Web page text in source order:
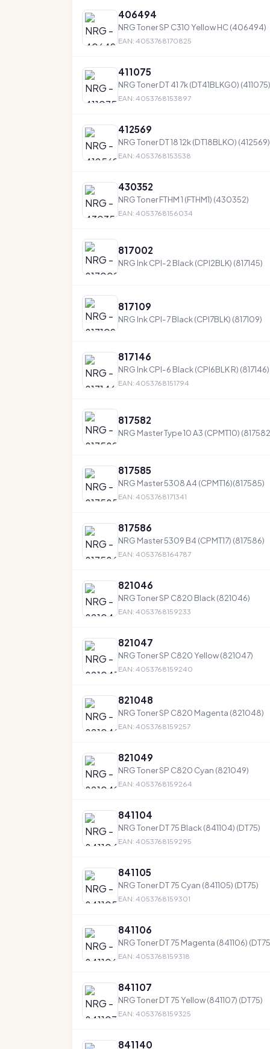
406494
NRG Toner SP C310 Yellow HC (406494)
EAN: 4053768170825
411075
NRG Toner DT 41 7k (DT41BLKG0) (411075)
EAN: 4053768153897
412569
NRG Toner DT 18 12k (DT18BLKO) (412569)
EAN: 4053768153538
430352
NRG Toner FTHM 1 (FTHM1) (430352)
EAN: 4053768156034
817002
NRG Ink CPI-2 Black (CPI2BLK) (817145)
817109
NRG Ink CPI-7 Black (CPI7BLK) (817109)
817146
NRG Ink CPI-6 Black (CPI6BLK R) (817146)
EAN: 4053768151794
817582
NRG Master Type 10 A3 (CPMT10)
817585
NRG Master 5308 A4 (CPMT16)(817585)
EAN: 4053768171341
817586
NRG Master 5309 B4 (CPMT17) (817586)
EAN: 4053768164787
821046
NRG Toner SP C820 Black (821046)
EAN: 4053768159233
821047
NRG Toner SP C820 Yellow (821047)
EAN: 4053768159240
821048
NRG Toner SP C820 Magenta (821048)
EAN: 4053768159257
821049
NRG Toner SP C820 Cyan (821049)
EAN: 4053768159264
841104
NRG Toner DT 75 Black (841104) (DT75)
EAN: 4053768159295
841105
NRG Toner DT 75 Cyan (841105) (DT75)
EAN: 4053768159301
841106
NRG Toner DT 75 Magenta (841106)
EAN: 4053768159318
841107
NRG Toner DT 75 Yellow (841107) (DT75)
EAN: 4053768159325
841140